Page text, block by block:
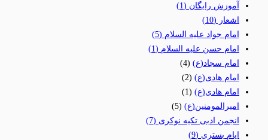
آموزش رایگان (1)
اشعار (10)
امام جواد علیه السلام (5)
امام حسن علیه السلام (1)
امام سجاد(ع) (4)
امام هادی(ع) (2)
امام هادی(ع) (1)
امیرالمومنین(ع) (5)
انجمن ادبی تکیه نوکری (7)
ایام بستری (9)